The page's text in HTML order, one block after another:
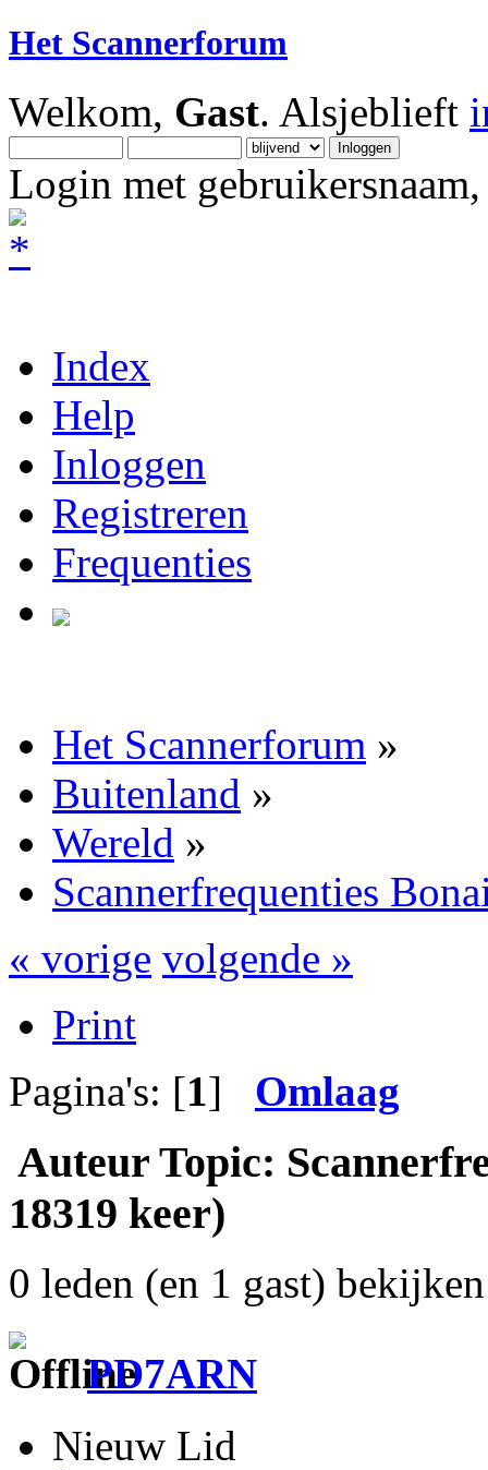
Het Scannerforum
Welkom, Gast. Alsjeblieft
Login met
Index
Help
Inloggen
Registreren
Frequenties
Het Scannerforum »
Buitenland »
Wereld »
Scannerfrequenties
« vorige volgende »
Print
Pagina's: [1] Omlaag
Auteur Topic:
18319 keer)
0 leden (en 1 gast)
PD7ARN
Nieuw Lid